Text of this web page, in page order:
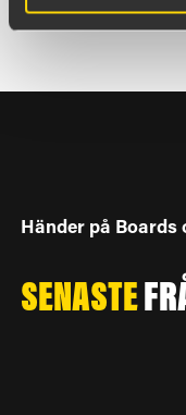
Händer på Boards
SENASTE